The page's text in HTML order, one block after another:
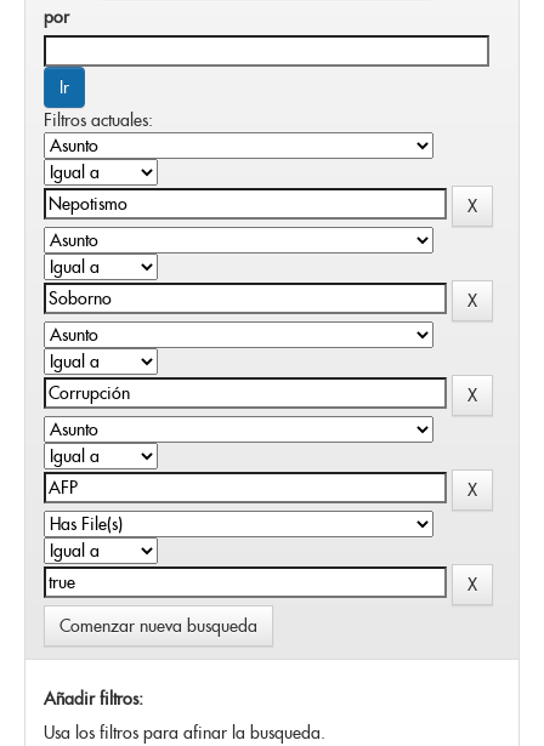
por
Filtros actuales:
Comenzar nueva busqueda
Añadir filtros:
Usa los filtros para afinar la busqueda.